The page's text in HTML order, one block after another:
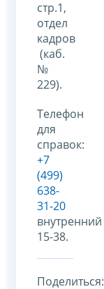
стр.1,
отдел
кадров
(каб.
№
229).
Телефон
для
справок:
+7
(499)
638-
31-20
внутренний
15-38.
Поделиться: